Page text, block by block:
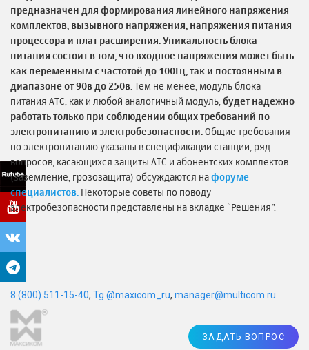
предназначен для формирования линейного напряжения
комплектов, вызывного напряжения, напряжения питания
процессора и плат расширения. Уникальность блока
питания состоит в том, что входное напряжения может быть
как переменным с частотой до 100Гц, так и постоянным в
диапазоне от 90в до 250в Тем не менее, модуль блока
питания АТС, как и любой аналогичный модуль, будет надежно
работать только при соблюдении общих требований по
электропитанию и электробезопасности. Общие требования
по электропитанию указаны в спецификации станции, ряд
вопросов, касающихся защиты АТС и абонентских комплектов
(заземление, грозозащита) обсуждаются нафоруме
специалистов Некоторые советы по поводу
электробезопасности представлены на вкладке “Решения”.
ЗАДАТЬ ВОПРОС
8 (800) 511-15-40, Tg @maxicom_ru, manager@multicom.ru